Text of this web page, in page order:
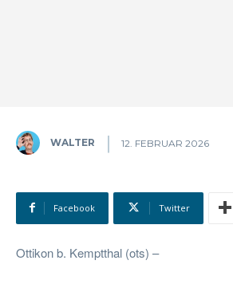
WALTER 12. FEBRUAR 2026
Facebook Twitter
Ottikon b. Kemptthal (ots) –